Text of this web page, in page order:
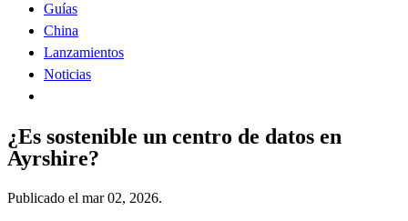
Guías
China
Lanzamientos
Noticias
¿Es sostenible un centro de datos en
Ayrshire?
Publicado el mar 02, 2026.